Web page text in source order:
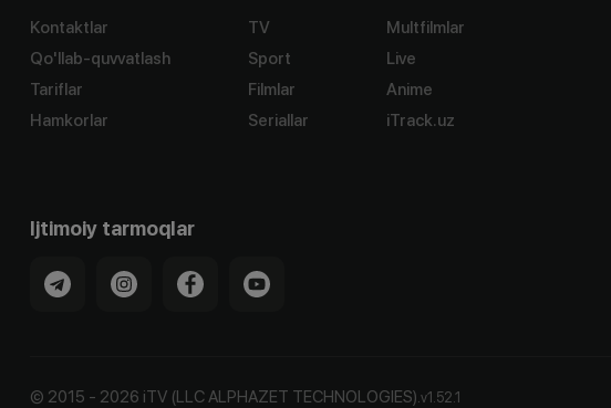
Kontaktlar
Qo'llab-quvvatlash
Tariflar
Hamkorlar
TV
Sport
Filmlar
Seriallar
Multfilmlar
Live
Anime
iTrack.uz
Ijtimoiy tarmoqlar
© 2015 - 2026 iTV (LLC ALPHAZET TECHNOLOGIES).v1.52.1